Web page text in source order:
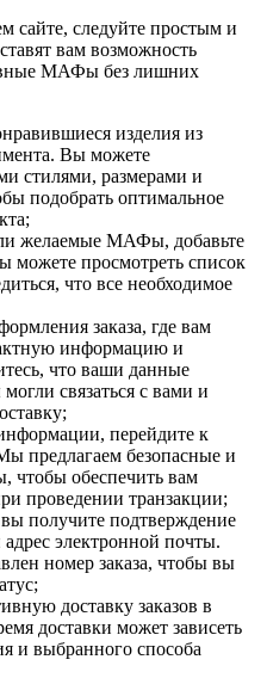
сайте, следуйте простым и
вам возможность
МАФы без лишних
изделия из
Вы можете
стилями, размерами и
подобрать оптимальное
желаемые МАФы, добавьте
можете просмотреть список
что все необходимое
заказа, где вам
информацию и
что ваши данные
связаться с вами и
перейдите к
предлагаем безопасные и
чтобы обеспечить вам
проведении транзакции;
получите подтверждение
электронной почты.
номер заказа, чтобы вы
доставку заказов в
доставки может зависеть
и выбранного способа